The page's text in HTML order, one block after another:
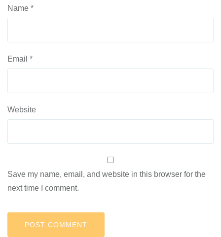
Name *
Email *
Website
Save my name, email, and website in this browser for the
next time I comment.